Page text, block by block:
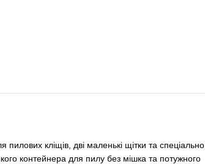
кліщів, дві маленькі щітки та спеціально
контейнера для пилу без мішка та потужного